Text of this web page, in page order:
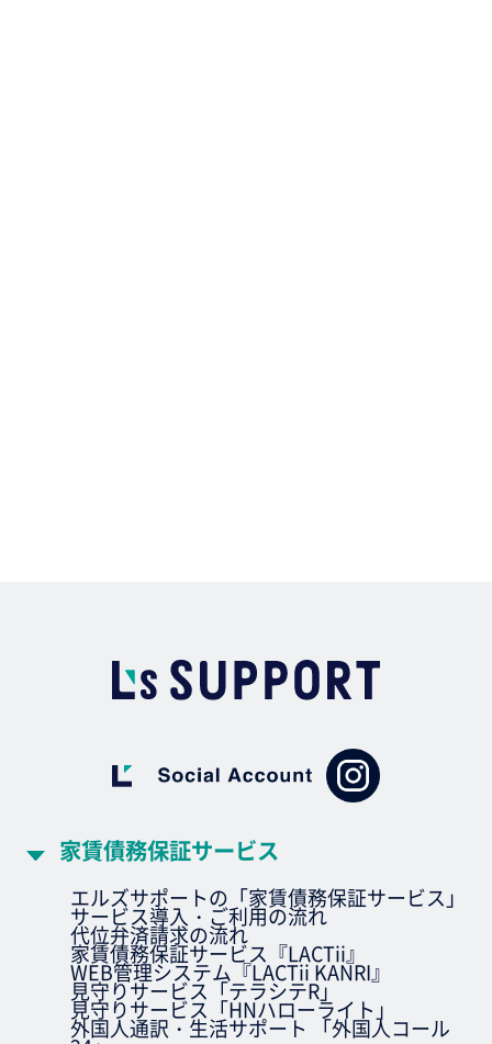
家賃債務保証サービス
エルズサポートの「家賃債務保証サービス」
サービス導入・ご利用の流れ
代位弁済請求の流れ
家賃債務保証サービス『LACTii』
WEB管理システム『LACTii KANRI』
見守りサービス「テラシテR」
見守りサービス「HNハローライト」
外国人通訳・生活サポート 「外国人コール